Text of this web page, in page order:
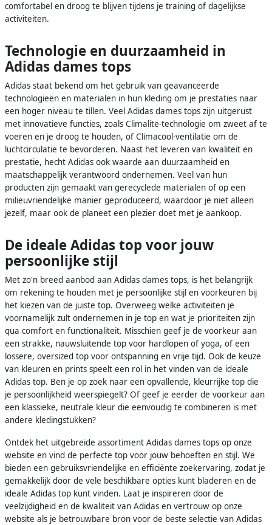
comfortabel en droog te blijven tijdens je training of dagelijkse
activiteiten.
Technologie en duurzaamheid in
Adidas dames tops
Adidas staat bekend om het gebruik van geavanceerde
technologieën en materialen in hun kleding om je prestaties naar
een hoger niveau te tillen. Veel Adidas dames tops zijn uitgerust
met innovatieve functies, zoals Climalite-technologie om zweet af te
voeren en je droog te houden, of Climacool-ventilatie om de
luchtcirculatie te bevorderen. Naast het leveren van kwaliteit en
prestatie, hecht Adidas ook waarde aan duurzaamheid en
maatschappelijk verantwoord ondernemen. Veel van hun
producten zijn gemaakt van gerecyclede materialen of op een
milieuvriendelijke manier geproduceerd, waardoor je niet alleen
jezelf, maar ook de planeet een plezier doet met je aankoop.
De ideale Adidas top voor jouw
persoonlijke stijl
Met zo'n breed aanbod aan Adidas dames tops, is het belangrijk
om rekening te houden met je persoonlijke stijl en voorkeuren bij
het kiezen van de juiste top. Overweeg welke activiteiten je
voornamelijk zult ondernemen in je top en wat je prioriteiten zijn
qua comfort en functionaliteit. Misschien geef je de voorkeur aan
een strakke, nauwsluitende top voor hardlopen of yoga, of een
lossere, oversized top voor ontspanning en vrije tijd. Ook de keuze
van kleuren en prints speelt een rol in het vinden van de ideale
Adidas top. Ben je op zoek naar een opvallende, kleurrijke top die
je persoonlijkheid weerspiegelt? Of geef je eerder de voorkeur aan
een klassieke, neutrale kleur die eenvoudig te combineren is met
andere kledingstukken?
Ontdek het uitgebreide assortiment Adidas dames tops op onze
website en vind de perfecte top voor jouw behoeften en stijl. We
bieden een gebruiksvriendelijke en efficiënte zoekervaring, zodat je
gemakkelijk door de vele beschikbare opties kunt bladeren en de
ideale Adidas top kunt vinden. Laat je inspireren door de
veelzijdigheid en de kwaliteit van Adidas en vertrouw op onze
website als je betrouwbare bron voor de beste selectie van Adidas